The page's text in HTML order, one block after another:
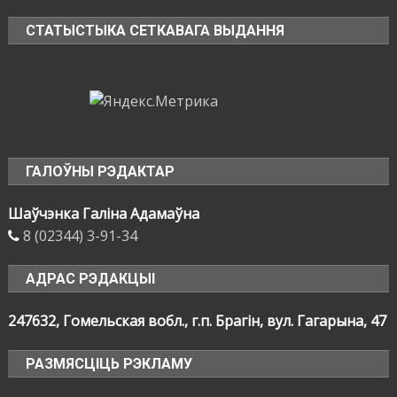
СТАТЫСТЫКА СЕТКАВАГА ВЫДАННЯ
ГАЛОЎНЫ РЭДАКТАР
Шаўчэнка Галіна Адамаўна
8 (02344) 3-91-34
АДРАС РЭДАКЦЫІ
247632, Гомельская вобл., г.п. Брагін, вул. Гагарына, 47
РАЗМЯСЦІЦЬ РЭКЛАМУ